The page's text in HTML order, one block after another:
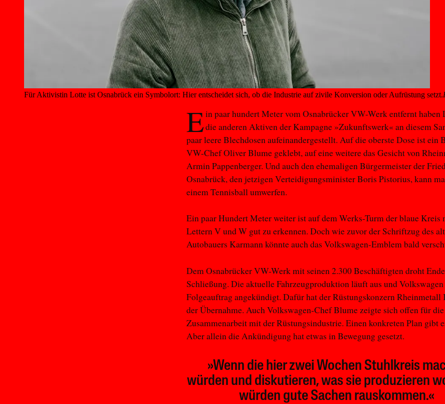
Für Aktivistin Lotte ist Osnabrück ein Symbolort: Hier entscheidet sich, ob die Industrie auf zivile Konversion oder Aufrüstung setzt.
Ein paar hundert Meter vom Osnabrücker VW-Werk entfernt haben
die anderen Aktiven der Kampagne »Zukunftswerk« an diesem
paar leere Blechdosen aufeinandergestellt. Auf die oberste Dose ist ein
VW-Chef Oliver Blume geklebt, auf eine weitere das Gesicht von
Armin Pappenberger. Und auch den ehemaligen Bürgermeister der
Osnabrück, den jetzigen Verteidigungsminister Boris Pistorius, kann
einem Tennisball umwerfen.
Ein paar Hundert Meter weiter ist auf dem Werks-Turm der blaue Kreis
Lettern V und W gut zu erkennen. Doch wie zuvor der Schriftzug des
Autobauers Karmann könnte auch das Volkswagen-Emblem bald
Dem Osnabrücker VW-Werk mit seinen 2.300 Beschäftigten droht
Schließung. Die aktuelle Fahrzeugproduktion läuft aus und
Folgeauftrag angekündigt. Dafür hat der Rüstungskonzern Rheinmetall
der Übernahme. Auch Volkswagen-Chef Blume zeigte sich offen für die
Zusammenarbeit mit der Rüstungsindustrie. Einen konkreten Plan gibt
Aber allein die Ankündigung hat etwas in Bewegung gesetzt.
»Wenn die hier zwei Wochen Stuhlkreis
würden und diskutieren, was sie produzieren
würden gute Sachen rauskommen.«